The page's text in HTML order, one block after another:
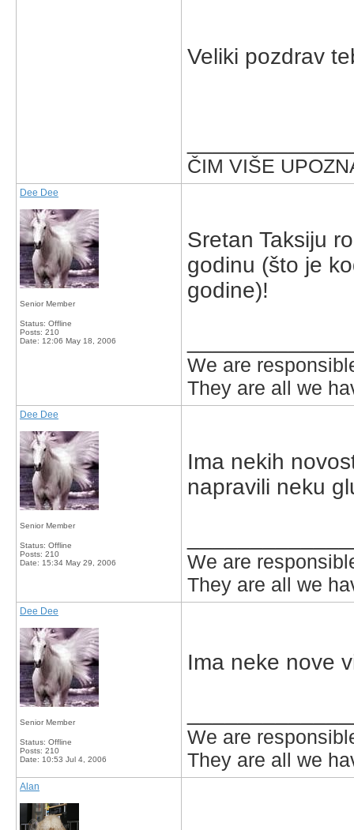
Veliki pozdrav
ČIM VIŠE
Dee Dee
Senior Member
Status: Offline
Posts: 210
Date: 12:06 May 18, 2006
Sretan Taksiju
godinu (što je
godine)!
We are
They are all we
Dee Dee
Senior Member
Status: Offline
Posts: 210
Date: 15:34 May 29, 2006
Ima nekih
napravili neku
We are
They are all we
Dee Dee
Senior Member
Status: Offline
Posts: 210
Date: 10:53 Jul 4, 2006
Ima neke nove
We are
They are all we
Alan